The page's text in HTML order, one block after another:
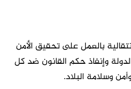
بالعمل على تحقيق الأمن
وإنفاذ حكم القانون ضد كل
وسلامة البلاد.